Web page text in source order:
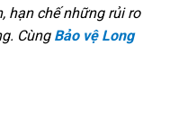
hạn chế những rủi ro
Cùng Bảo vệ Long